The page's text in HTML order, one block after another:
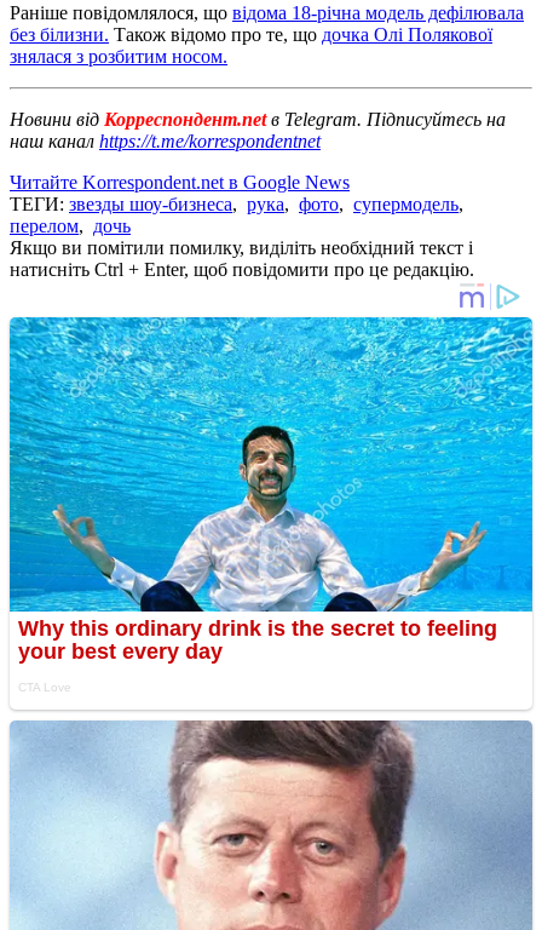
Раніше повідомлялося, що відома 18-річна модель дефілювала
без білизни. Також відомо про те, що дочка Олі Полякової
знялася з розбитим носом.
Новини від Корреспондент.netв Telegram. Підписуйтесь на
наш канал https://t.me/korrespondentnet
Читайте Korrespondent.net в Google News
ТЕГИ: звезды шоу-бизнеса, рука, фото, супермодель,
перелом, дочь
Якщо ви помітили помилку, виділіть необхідний текст і
натисніть Ctrl + Enter, щоб повідомити про це редакцію.